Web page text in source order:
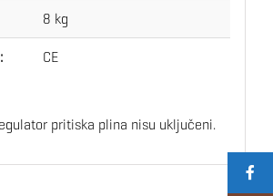
8 kg
CE
pritiska plina nisu uključeni.